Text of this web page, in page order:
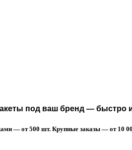
под ваш бренд — быстро и
— от 500 шт. Крупные заказы — от 10